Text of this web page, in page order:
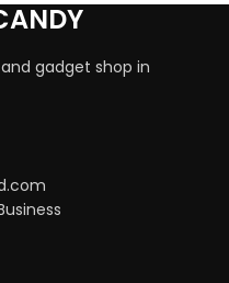
gadget shop in